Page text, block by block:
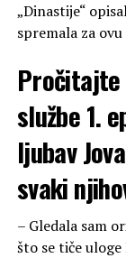
„Dinastije“
spremala za
službe 1.
ljubav
svaki
– Gledala sam
što se tiče